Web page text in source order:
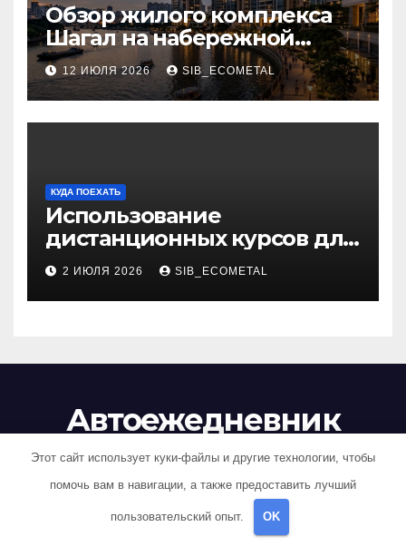
Обзор жилого комплекса
Шагал на набережной
Марка Шагала
12 ИЮЛЯ 2026 SIB_ECOMETAL
КУДА ПОЕХАТЬ
Использование
дистанционных курсов для
изучения актуальных
специальностей
2 ИЮЛЯ 2026 SIB_ECOMETAL
Автоежедневник
Экспресс Колеса
Этот сайт использует куки-файлы и другие технологии, чтобы
помочь вам в навигации, а также предоставить лучший
пользовательский опыт. OK